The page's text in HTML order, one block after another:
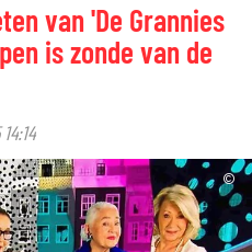
van 'De Grannies
is zonde van de
©